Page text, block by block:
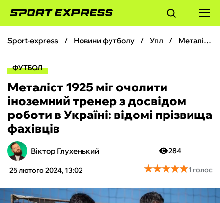
ФУТБОЛ
БОКС
ХОКЕЙ
ТЕНІС
КІБЕРСПОРТ
sport-express новини футболу упл Металіст 1925 міг очолити іноземний тренер з досвідом роботи в Україні: відомі прізвища фахівців
ФУТБОЛ
Металіст 1925 міг очолити
іноземний тренер з досвідом
роботи в Україні: відомі прізвища
фахівців
Віктор Глухенький
25 лютого 2024, 13:02
284
★★★★★
★★★★★1 голос